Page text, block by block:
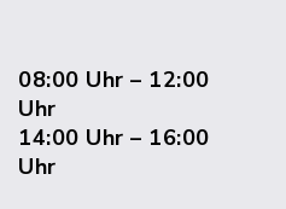
08:00 Uhr – 12:00
Uhr
14:00 Uhr – 16:00
Uhr